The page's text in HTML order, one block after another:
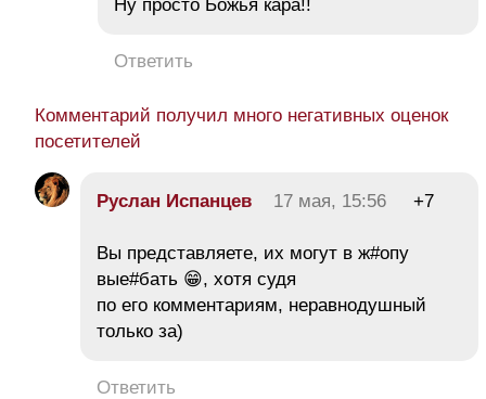
Ну просто Божья кара!!
Ответить
Комментарий получил много негативных оценок
посетителей
Руслан Испанцев 17 мая, 15:56 +7
Вы представляете, их могут в ж#опу
вые#бать 😁, хотя судя
по его комментариям, неравнодушный
только за)
Ответить